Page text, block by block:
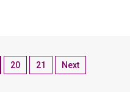
20 21 Next